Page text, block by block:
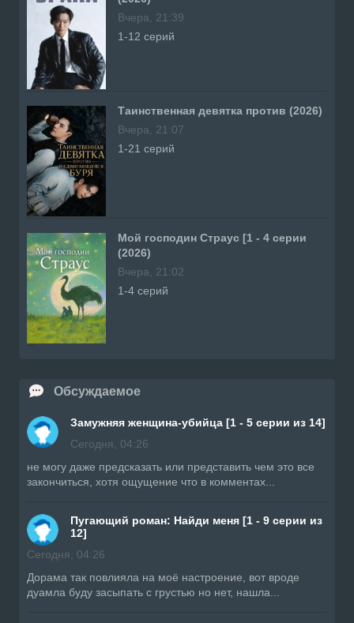
Вчера, 21:39
1-12 серий
Таинственная девятка против (2026)
Вчера, 21:07
1-21 серий
Мой господин Страус [1 - 4 серии
(2026)
Вчера, 21:02
1-4 серий
Обсуждаемое
Замужняя женщина-убийца [1 - 5 серии из 14]
Сегодня, 04:26
не могу даже предсказать или представить чем это все
закончиться, хотя ощущение что в комментах...
Пугающий роман: Найди меня [1 - 9 серии из
12]
Сегодня, 04:26
Дорама так повлияла на моё настроение, вот вроде
дуамла буду засыпать с грустью но нет, нашла...